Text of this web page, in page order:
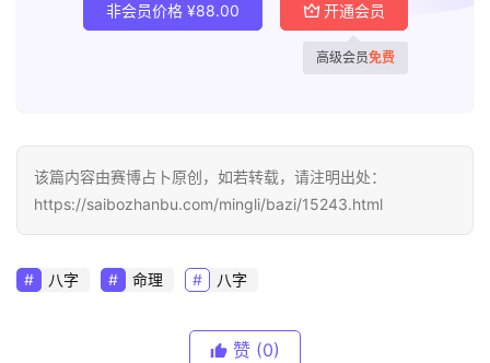
非会员价格 ¥88.00 开通会员
高级会员免费
该篇内容由赛博占卜原创，如若转载，请注明出处：
https://saibozhanbu.com/mingli/bazi/15243.html
八字 命理 八字
赞 (0)